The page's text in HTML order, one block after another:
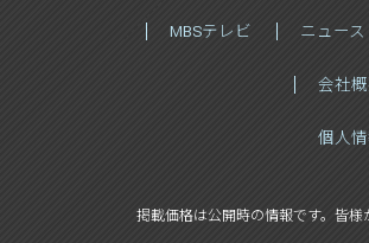
MBSテレビ ニュース
会社
個人
掲載価格は公開時の情報です。皆様